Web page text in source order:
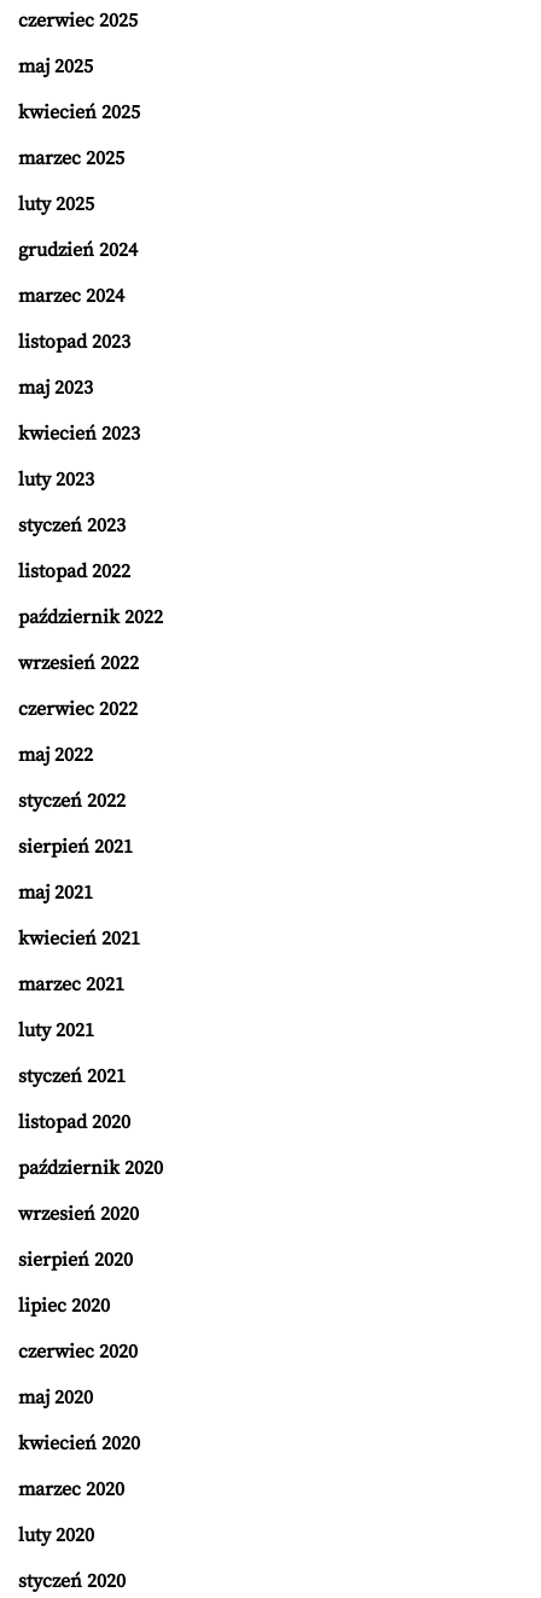
czerwiec 2025
maj 2025
kwiecień 2025
marzec 2025
luty 2025
grudzień 2024
marzec 2024
listopad 2023
maj 2023
kwiecień 2023
luty 2023
styczeń 2023
listopad 2022
październik 2022
wrzesień 2022
czerwiec 2022
maj 2022
styczeń 2022
sierpień 2021
maj 2021
kwiecień 2021
marzec 2021
luty 2021
styczeń 2021
listopad 2020
październik 2020
wrzesień 2020
sierpień 2020
lipiec 2020
czerwiec 2020
maj 2020
kwiecień 2020
marzec 2020
luty 2020
styczeń 2020